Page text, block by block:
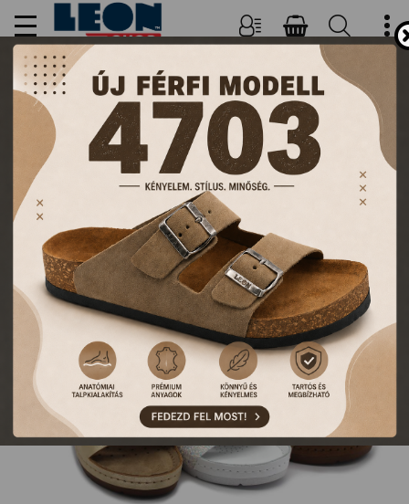
NŐI, FÉRFI PAPUCSOK ÉS
KLUMPÁK
FŐOLDAL TERMÉKEK